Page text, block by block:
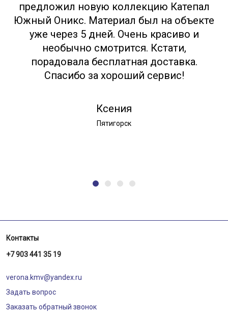
предложил новую коллекцию Катепал
Южный Оникс. Материал был на объекте
уже через 5 дней. Очень красиво и
необычно смотрится. Кстати,
порадовала бесплатная доставка.
Спасибо за хороший сервис!
Ксения
Пятигорск
Контакты
+7 903 441 35 19
verona.kmv@yandex.ru
Задать вопрос
Заказать обратный звонок